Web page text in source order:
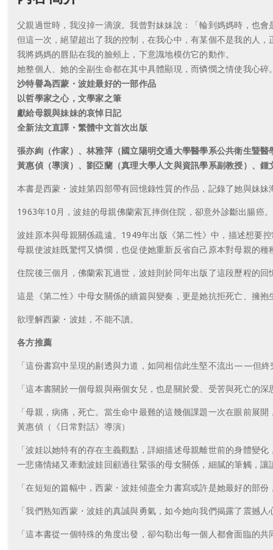
父親過世時，我沒掉一滴淚。我曾對妹妹說：「輪到媽媽時，也會
但這一次，絕望超出了我的控制，在我心中，有某個不是我的人，
我將媽媽的唇貼在我的臉頰上，下意識地模仿它的動作。
她整個人、她的全副生命都在其中具體顯現，而憐憫之情使我心碎
沙特譽為西蒙・波娃最好的一部作品
以哲學家之心，文學家之筆
獻給母親與妹妹的哀悼日記
全新法文直譯・繁體中文首次出版
張亦絢（作家）、林雅萍（國立陽明交通大學醫學系公共衛生暨
黃惠偵（導演）、劉亞蘭（真理大學人文與資訊學系副教授）、
本書是西蒙・波娃第四部帶有回憶錄性質的作品，記錄了她與妹
1963年10月，波娃的母親佛蘭索瓦摔倒住院，卻意外診斷出腸癌
波娃原本與母親關係疏遠。1949年出版《第二性》中，描述想要
母親使波娃既驚愕又憐憫，也促使她重新反省自己原本對母親的種
住院後三個月，佛蘭索瓦過世，波娃則於同年出版了這段歷程的
這是《第二性》中母女關係的續篇與變奏，更是她抗拒死亡、擁抱
欲理解西蒙・波娃，不能不讀。
各方推薦
「這份書寫中呈現的剔透與力道，如同相信此生堅不流出——但
「這本書關於一個母親與兩個女兒，也是關於愛、受苦與死亡的
「母親，病痛，死亡。當生命中最難的這幾個課題一次在眼前展
黃惠偵（《日常對話》導演）
「波娃以她特有的存在主義觀點，詳細描述母親離世前的身體變
一悲痛情緒又牽動波娃回顧過往緊張的母女關係，細膩的筆觸，
「在短短的篇幅中，西蒙・波娃傾盡全力書寫或許是她最好的
「我們熟知西蒙・波娃的真誠與勇氣，如今她向我們揭露了震撼
「這本書從一個特殊的角度出發，卻勾勒出每一個人都會面臨的